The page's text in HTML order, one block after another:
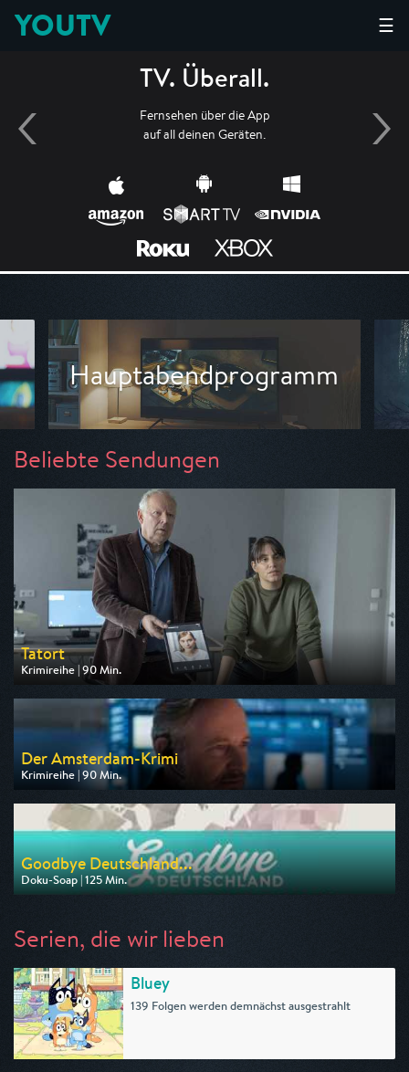
☰
YOUTV
TV. Überall.
Fernsehen über die App
auf all deinen Geräten.
Hauptabendprogramm
Beliebte Sendungen
Tatort
Krimireihe | 90 Min.
Ausgestrahlt von ARD
am 09.08.2026, 20:15
Der Amsterdam-Krimi
Krimireihe | 90 Min.
Ausgestrahlt von ARD
am 13.08.2026, 20:15
Goodbye Deutschland...
Doku-Soap | 125 Min.
Ausgestrahlt von VOX
Serien, die wir lieben
Bluey
139 Folgen werden demnächst ausgestrahlt